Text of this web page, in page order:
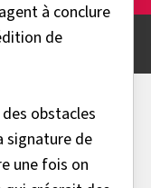
à conclure
de
obstacles
signature de
une fois on